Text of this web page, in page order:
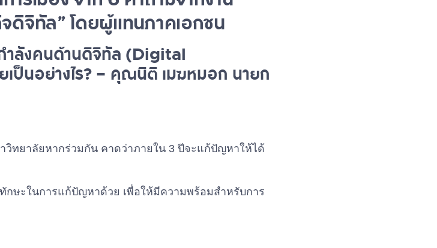
จดิจิทัล” โดยผู้แทนภาคเอกชน
ำลังคนด้านดิจิทัล (Digital
ป็นอย่างไร? – คุณนิติ เมฆหมอก นายก
ทยาลัยหากร่วมกัน คาดว่าภายใน 3 ปีจะแก้ปัญหาให้ได้
กษะในการแก้ปัญหาด้วย เพื่อให้มีความพร้อมสำหรับการ